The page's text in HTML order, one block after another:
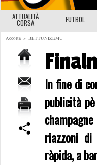
ATTUALITÀ
CORSA FUTBOL
Accolta > BETTUNIZEMU
In fine di
publicità
riazzoni
ràpida, a